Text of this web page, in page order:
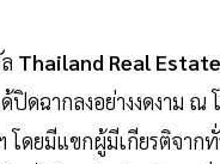
Thailand Real
ปิดฉากลงอย่างงดงาม ณ
โดยมีแขกผู้มีเกียรติจาก